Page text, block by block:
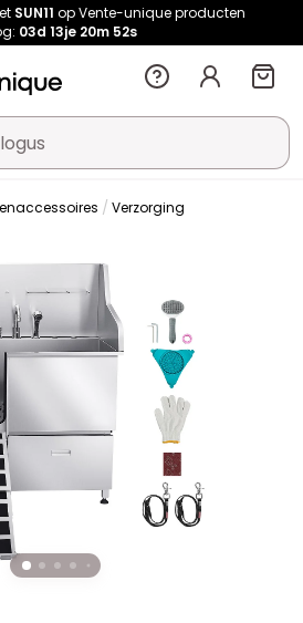
SUN11 op Vente-unique producten
03d 13je 20m 51s
Verzorging